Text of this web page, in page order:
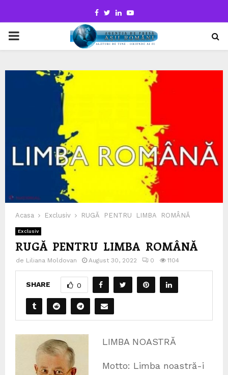
Facebook
TwitterLinkedinYoutube
PRIMARY
Acasa Exclusiv RUGĂ PENTRU LIMBA ROMÂNĂ
Exclusiv
RUGĂ PENTRU LIMBA ROMÂNĂ
de Liliana Moldovan August 30, 2022 0 1104
SHARE 0
LIMBA NOASTRĂ
Motto: Limba noastră-i